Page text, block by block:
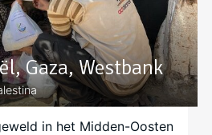
Gaza, Westbank
in het Midden-Oosten